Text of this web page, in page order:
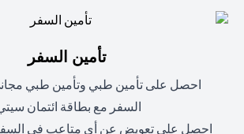
تأمين السفر
احصل على تأمين طبي وتأمين طبي
السفر مع بطاقة ائتمان
احصل على تعويض عن أي متاعب في